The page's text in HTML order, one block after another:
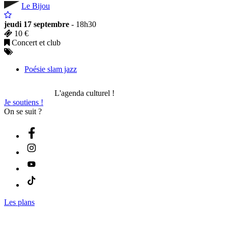
Le Bijou
jeudi 17 septembre - 18h30
10 €
Concert et club
Poésie slam jazz
L'agenda culturel !
Je soutiens !
On se suit ?
Les plans